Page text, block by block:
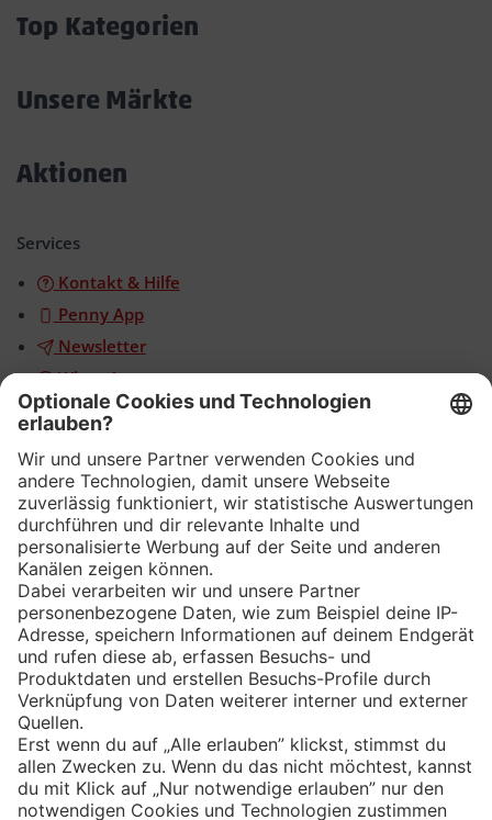
Top Kategorien
Unsere Märkte
Aktionen
Services
Kontakt & Hilfe
Penny App
Newsletter
WhatsApp
App
Eishockey